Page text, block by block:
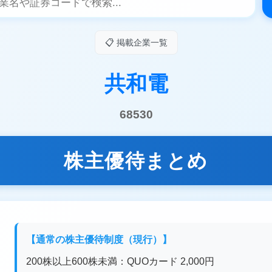
📋 掲載企業一覧
共和電
68530
株主優待まとめ
【通常の株主優待制度（現行）】
200株以上600株未満：QUOカード 2,000円